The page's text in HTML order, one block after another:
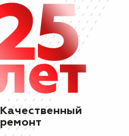
Качественный
ремонт